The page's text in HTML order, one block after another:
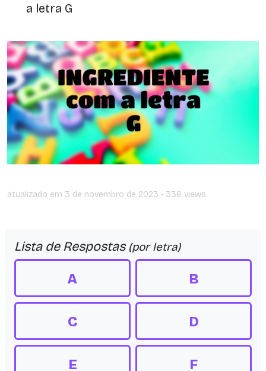
a letra G
atualizado em 3 de novembro de 2023 • 336 views
Lista de Respostas (por letra)
A B
C D
E F